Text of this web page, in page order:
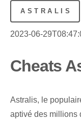
ASTRALIS
2023-06-
Cheats
Astralis, le
aptivé des millions